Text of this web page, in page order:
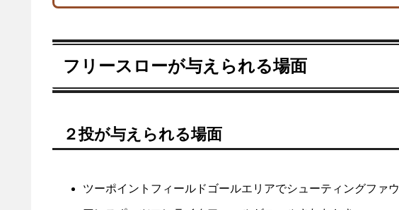
フリースローが与えられる場面
２投が与えられる場面
ツーポイントフィールドゴールエリアでシューティングファ